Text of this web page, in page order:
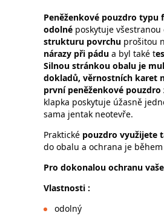
Peněženkové pouzdro typu
odolné poskytuje
strukturu povrchu prošitou
nárazy při pádu a byl také t
Silnou stránkou obalu je
dokladů, věrnostních karet
první peněženkové
klapka poskytuje úžasně
sama jentak neotevře.
Praktické pouzdro využijete
do obalu a ochrana je
Pro dokonalou ochranu
Vlastnosti :
odolný